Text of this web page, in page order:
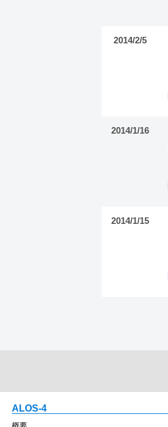
2014/2/5
2014/1/16
2014/1/15
ALOS-4